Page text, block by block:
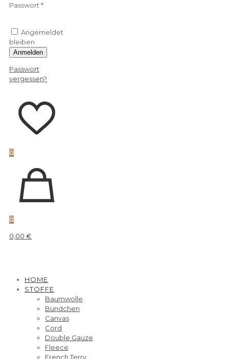
Passwort *
Angemeldet
bleiben
Anmelden
Passwort
vergessen?
0
0
0,00 €
HOME
STOFFE
Baumwolle
Bündchen
Canvas
Cord
Double Gauze
Fleece
French Terry